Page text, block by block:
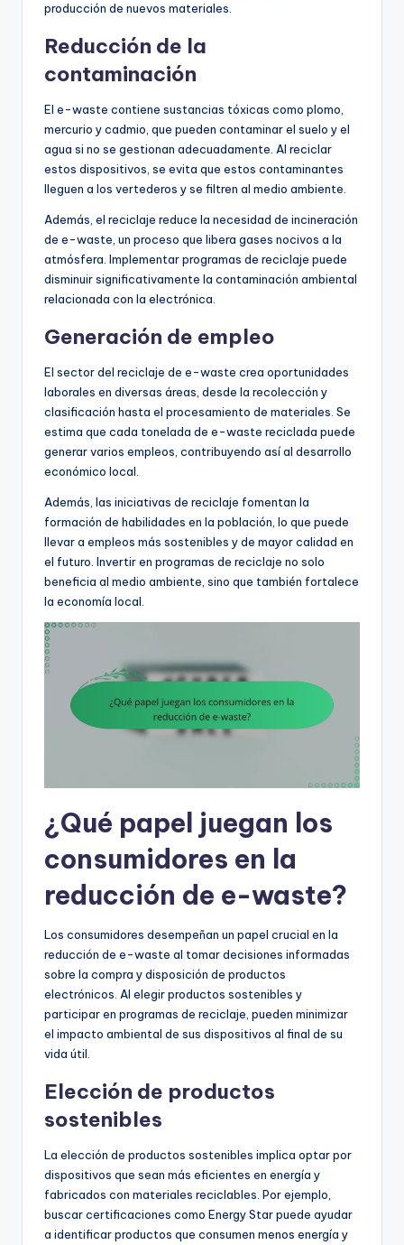
producción de nuevos materiales.
Reducción de la
contaminación
El e-waste contiene sustancias tóxicas como plomo,
mercurio y cadmio, que pueden contaminar el suelo y el
agua si no se gestionan adecuadamente. Al reciclar
estos dispositivos, se evita que estos contaminantes
lleguen a los vertederos y se filtren al medio ambiente.
Además, el reciclaje reduce la necesidad de incineración
de e-waste, un proceso que libera gases nocivos a la
atmósfera. Implementar programas de reciclaje puede
disminuir significativamente la contaminación ambiental
relacionada con la electrónica.
Generación de empleo
El sector del reciclaje de e-waste crea oportunidades
laborales en diversas áreas, desde la recolección y
clasificación hasta el procesamiento de materiales. Se
estima que cada tonelada de e-waste reciclada puede
generar varios empleos, contribuyendo así al desarrollo
económico local.
Además, las iniciativas de reciclaje fomentan la
formación de habilidades en la población, lo que puede
llevar a empleos más sostenibles y de mayor calidad en
el futuro. Invertir en programas de reciclaje no solo
beneficia al medio ambiente, sino que también fortalece
la economía local.
¿Qué papel juegan los
consumidores en la
reducción de e-waste?
Los consumidores desempeñan un papel crucial en la
reducción de e-waste al tomar decisiones informadas
sobre la compra y disposición de productos
electrónicos. Al elegir productos sostenibles y
participar en programas de reciclaje, pueden minimizar
el impacto ambiental de sus dispositivos al final de su
vida útil.
Elección de productos
sostenibles
La elección de productos sostenibles implica optar por
dispositivos que sean más eficientes en energía y
fabricados con materiales reciclables. Por ejemplo,
buscar certificaciones como Energy Star puede ayudar
a identificar productos que consumen menos energía y